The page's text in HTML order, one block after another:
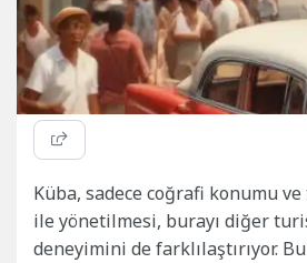
Küba, sadece coğrafi konumu
ile yönetilmesi, burayı diğer
deneyimini de farklılaştırıyor.